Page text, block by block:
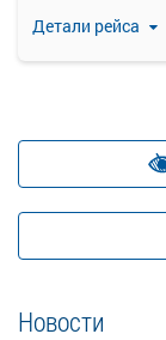
Детали рейса
Новости